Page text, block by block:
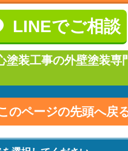
LINEでご相談
塗装工事の外壁塗装専
のページの先頭へ戻